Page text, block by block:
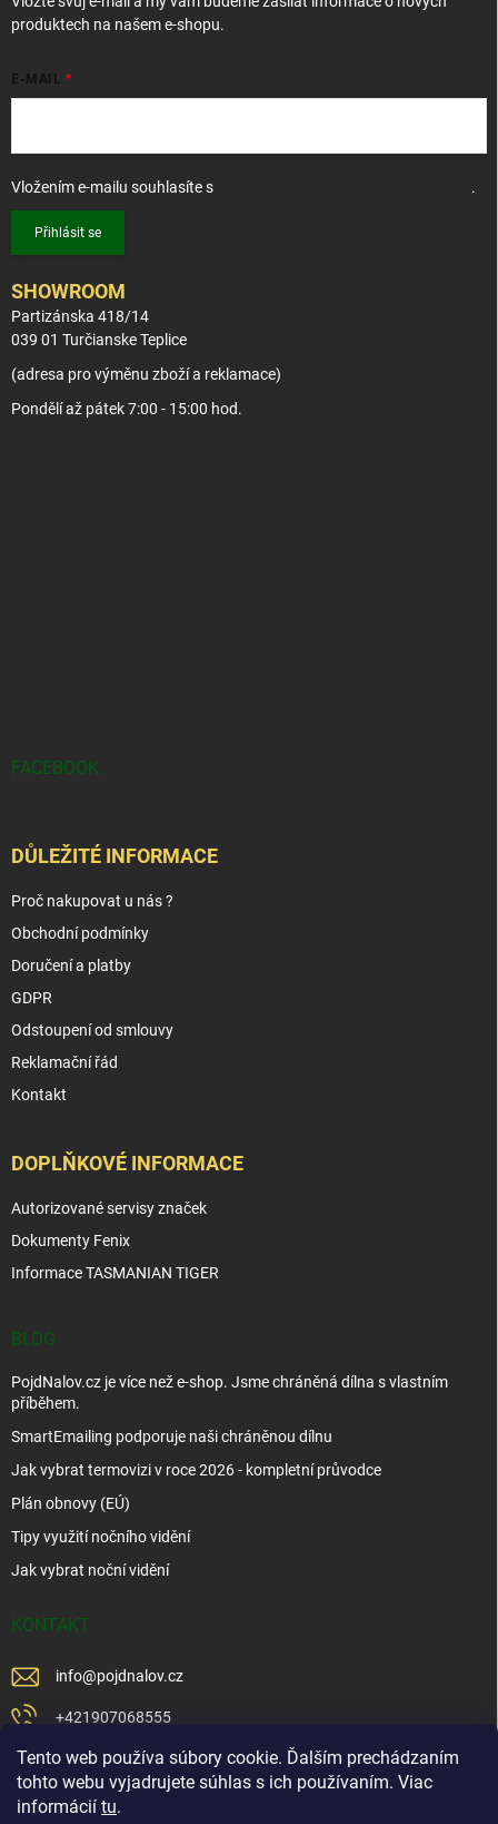
Tento web používa súbory cookie. Ďalším prechádzaním
tohto webu vyjadrujete súhlas s ich používaním. Viac
informácií tu.
produktech na našem e-shopu.
E-MAIL
Vložením e-mailu souhlasíte s .
Přihlásit se
SHOWROOM
Partizánska 418/14
039 01 Turčianske Teplice
(adresa pro výměnu zboží a reklamace)
Pondělí až pátek 7:00 - 15:00 hod.
FACEBOOK
DŮLEŽITÉ INFORMACE
Proč nakupovat u nás ?
Obchodní podmínky
Doručení a platby
GDPR
Odstoupení od smlouvy
Reklamační řád
Kontakt
DOPLŇKOVÉ INFORMACE
Autorizované servisy značek
Dokumenty Fenix
Informace TASMANIAN TIGER
BLOG
PojdNalov.cz je více než e-shop. Jsme chráněná dílna s vlastním
příběhem.
SmartEmailing podporuje naši chráněnou dílnu
Jak vybrat termovizi v roce 2026 - kompletní průvodce
Plán obnovy (EÚ)
Tipy využití nočního vidění
Jak vybrat noční vidění
KONTAKT
info@pojdnalov.cz
+421907068555
+421902479599
https://www.facebook.com/www.podnalov.sk